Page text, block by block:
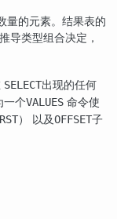
量的元素。结果表的
导类型组合决定，
SELECT出现的任何
一个VALUES 命令使
） 以及OFFSET子